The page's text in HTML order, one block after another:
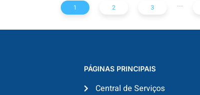
1 2 3 ...
PÁGINAS PRINCIPAIS
Central de Serviços